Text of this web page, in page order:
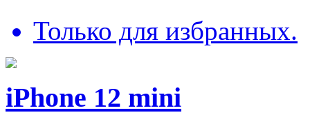
Только для избранных.
iPhone 12 mini